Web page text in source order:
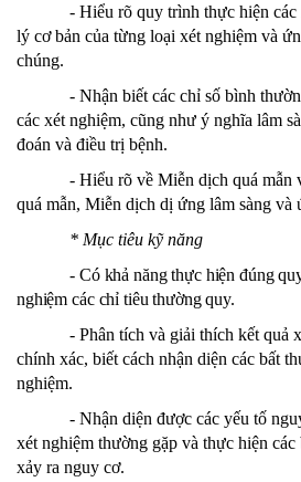
- Hiểu rõ quy trình thực hiện các
lý cơ bản của từng loại xét nghiệm và
chúng.
- Nhận biết các chỉ số bình
các xét nghiệm, cũng như ý nghĩa lâm
đoán và điều trị bệnh.
- Hiểu rõ về Miễn dịch quá mẫn
quá mẫn, Miễn dịch dị ứng lâm sàng và
* Mục tiêu kỹ năng
- Có khả năng thực hiện đúng
nghiệm các chỉ tiêu thường quy.
- Phân tích và giải thích kết quả
chính xác, biết cách nhận diện các bất
nghiệm.
- Nhận diện được các yếu tố
xét nghiệm thường gặp và thực hiện
xảy ra nguy cơ.